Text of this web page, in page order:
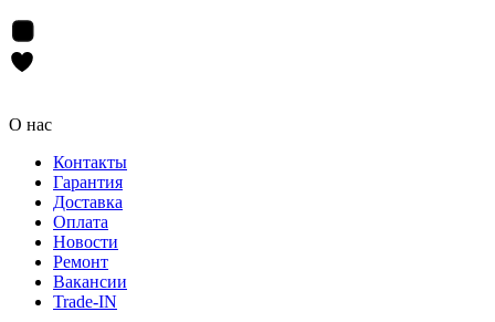
О нас
Контакты
Гарантия
Доставка
Оплата
Новости
Ремонт
Вакансии
Trade-IN